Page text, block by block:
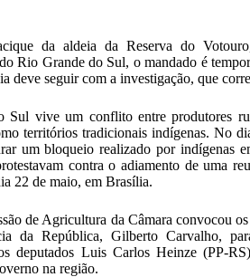
da aldeia da Reserva do
Rio Grande do Sul, o mandado é
deve seguir com a investigação, que
vive um conflito entre produtores
territórios tradicionais indígenas. No
um bloqueio realizado por indígenas
contra o adiamento de uma
22 de maio, em Brasília.
de Agricultura da Câmara convocou
da República, Gilberto Carvalho,
deputados Luis Carlos Heinze (PP-
na região.